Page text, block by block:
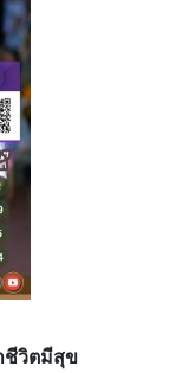
ชีวิตมีสุข